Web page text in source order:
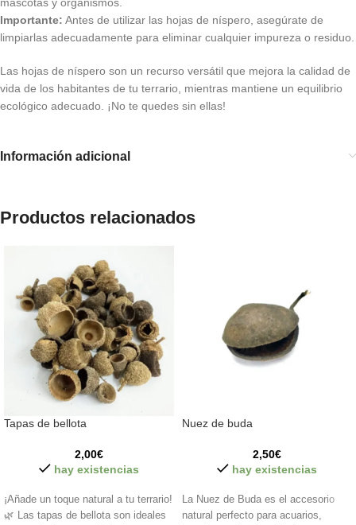
Importante: Antes de utilizar las hojas de níspero, asegúrate de
limpiarlas adecuadamente para eliminar cualquier impureza o residuo.
Las hojas de níspero son un recurso versátil que mejora la calidad de
vida de los habitantes de tu terrario, mientras mantiene un equilibrio
ecológico adecuado. ¡No te quedes sin ellas!
Información adicional
Productos relacionados
Tapas de bellota
2,00€
hay existencias
¡Añade un toque natural a tu terrario!
🌿 Las tapas de bellota son ideales
Nuez de buda
2,50€
hay existencias
La Nuez de Buda es el accesorio
natural perfecto para acuarios,